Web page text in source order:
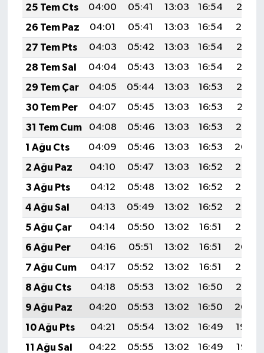
25 Tem Cts
04:00 05:41 13:03 16:54
20:15
26 Tem Paz
04:01 05:41 13:03 16:54
20:14
27 Tem Pts
04:03 05:42 13:03 16:54
20:13
28 Tem Sal
04:04 05:43 13:03 16:54
20:12
29 Tem Çar
04:05 05:44 13:03 16:53
20:12
30 Tem Per
04:07 05:45 13:03 16:53
20:11
31 Tem Cum
04:08 05:46 13:03 16:53
20:10
1 Ağu Cts
04:09 05:46 13:03 16:53
20:09
2 Ağu Paz
04:10 05:47 13:03 16:52
20:08
3 Ağu Pts
04:12 05:48 13:02 16:52
20:07
4 Ağu Sal
04:13 05:49 13:02 16:52
20:06
5 Ağu Çar
04:14 05:50 13:02 16:51
20:05
6 Ağu Per
04:16 05:51 13:02 16:51
20:04
7 Ağu Cum
04:17 05:52 13:02 16:51
20:03
8 Ağu Cts
04:18 05:53 13:02 16:50
20:01
9 Ağu Paz
04:20 05:53 13:02 16:50
20:00
10 Ağu Pts
04:21 05:54 13:02 16:49
19:59
11 Ağu Sal
04:22 05:55 13:02 16:49
19:58